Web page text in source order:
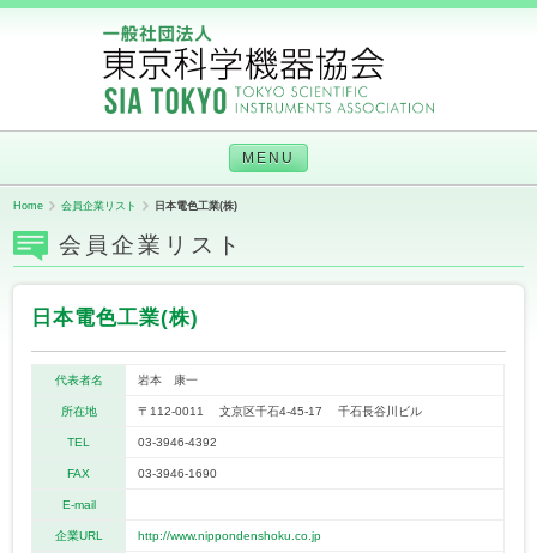
MENU
Home 会員企業リスト 日本電色工業(株)
会員企業リスト
日本電色工業(株)
代表者名 岩本 康一
所在地 〒112-0011 文京区千石4-45-17 千石長谷川ビル
TEL 03-3946-4392
FAX 03-3946-1690
E-mail
企業URL http://www.nippondenshoku.co.jp